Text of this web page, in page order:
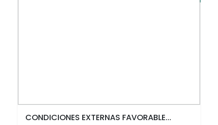
CONDICIONES EXTERNAS FAVORABLE...